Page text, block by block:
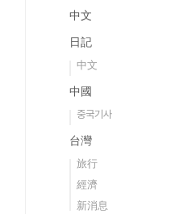
中文
日記
中文
中國
중국기사
台灣
旅行
經濟
新消息